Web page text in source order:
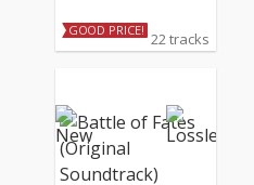
GOOD PRICE! 22 tracks